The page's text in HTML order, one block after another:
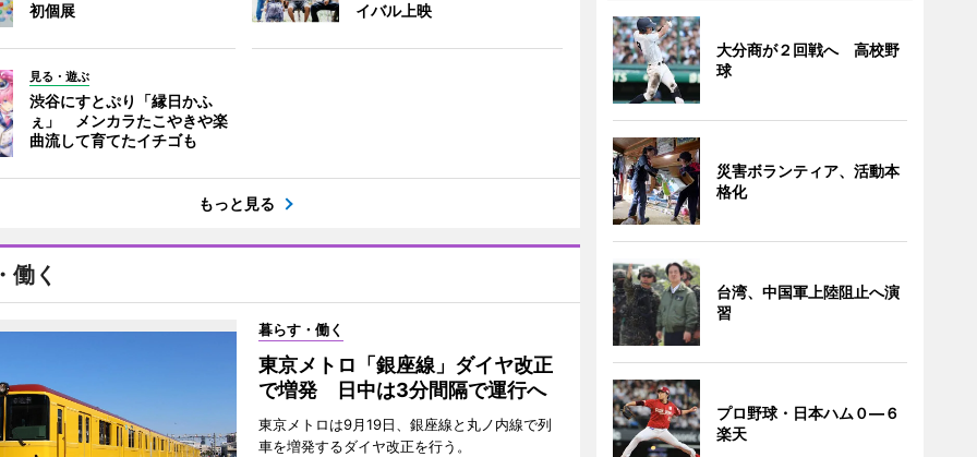
初個展
イバル上映
見る・遊ぶ
渋谷にすとぷり「縁日かふ
ぇ」 メンカラたこやきや楽
曲流して育てたイチゴも
もっと見る
働く
暮らす・働く
東京メトロ「銀座線」ダイヤ改正
で増発 日中は3分間隔で運行へ
東京メトロは9月19日、銀座線と丸ノ内線で列
車を増発するダイヤ改正を行う。
大分商が２回戦へ 高校野
球
災害ボランティア、活動本
格化
台湾、中国軍上陸阻止へ演
習
プロ野球・日本ハム０―６
楽天